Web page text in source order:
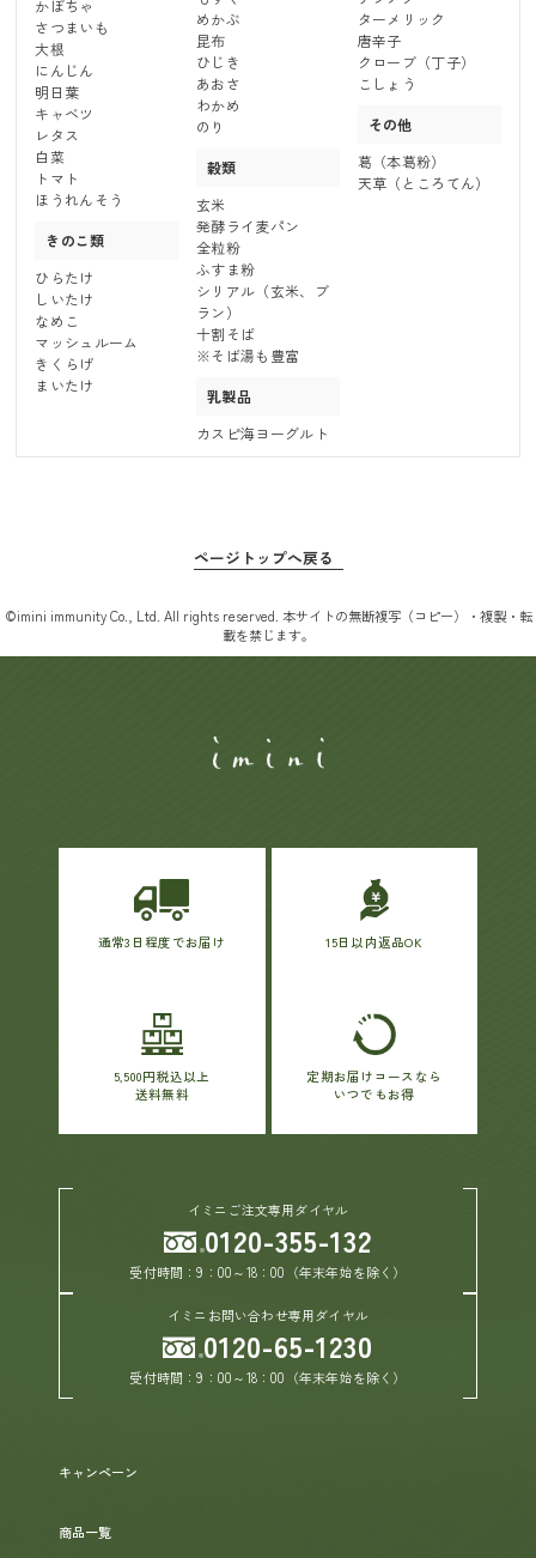
かぼちゃ
さつまいも
大根
にんじん
明日葉
キャベツ
レタス
白菜
トマト
ほうれんそう
きのこ類
ひらたけ
しいたけ
なめこ
マッシュルーム
きくらげ
まいたけ
めかぶ
昆布
ひじき
あおさ
わかめ
のり
穀類
玄米
発酵ライ麦パン
全粒粉
ふすま粉
シリアル（玄米、ブ
ラン）
十割そば
※そば湯も豊富
乳製品
カスピ海ヨーグルト
ターメリック
唐辛子
クローブ（丁子）
こしょう
その他
葛（本葛粉）
天草（ところてん）
ページトップへ戻る
©imini immunity Co., Ltd. All rights reserved. 本サイトの無断複写（コピー）・複製・転
載を禁じます。
通常3日程度でお届け 15日以内返品OK
5,500円税込以上
送料無料
定期お届けコースなら
いつでもお得
キャンペーン
商品一覧
イミニご注文専用ダイヤル
0120-355-132
受付時間：9：00～18：00（年末年始を除く）
イミニお問い合わせ専用ダイヤル
0120-65-1230
受付時間：9：00～18：00（年末年始を除く）